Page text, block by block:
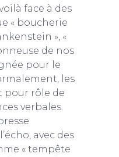
face à des
« boucherie
», «
de nos
pour le
les
pour rôle de
verbales.
avec des
« tempête